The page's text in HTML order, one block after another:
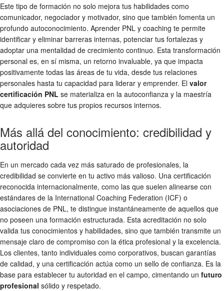
Este tipo de formación no solo mejora tus habilidades como
comunicador, negociador y motivador, sino que también fomenta un
profundo autoconocimiento. Aprender PNL y coaching te permite
identificar y eliminar barreras internas, potenciar tus fortalezas y
adoptar una mentalidad de crecimiento continuo. Esta transformación
personal es, en sí misma, un retorno invaluable, ya que impacta
positivamente todas las áreas de tu vida, desde tus relaciones
personales hasta tu capacidad para liderar y emprender. El valor
certificación PNL se materializa en la autoconfianza y la maestría
que adquieres sobre tus propios recursos internos.
Más allá del conocimiento: credibilidad y
autoridad
En un mercado cada vez más saturado de profesionales, la
credibilidad se convierte en tu activo más valioso. Una certificación
reconocida internacionalmente, como las que suelen alinearse con
estándares de la International Coaching Federation (ICF) o
asociaciones de PNL, te distingue instantáneamente de aquellos que
no poseen una formación estructurada. Esta acreditación no solo
valida tus conocimientos y habilidades, sino que también transmite un
mensaje claro de compromiso con la ética profesional y la excelencia.
Los clientes, tanto individuales como corporativos, buscan garantías
de calidad, y una certificación actúa como un sello de confianza. Es la
base para establecer tu autoridad en el campo, cimentando un futuro
profesional sólido y respetado.